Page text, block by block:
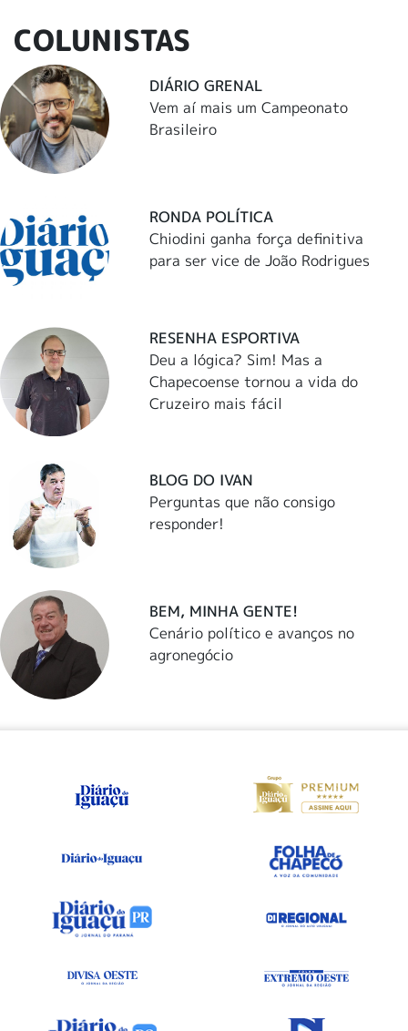
COLUNISTAS
DIÁRIO GRENAL
Vem aí mais um Campeonato
Brasileiro
RONDA POLÍTICA
Chiodini ganha força definitiva
para ser vice de João Rodrigues
RESENHA ESPORTIVA
Deu a lógica? Sim! Mas a
Chapecoense tornou a vida do
Cruzeiro mais fácil
BLOG DO IVAN
Perguntas que não consigo
responder!
BEM, MINHA GENTE!
Cenário político e avanços no
agronegócio